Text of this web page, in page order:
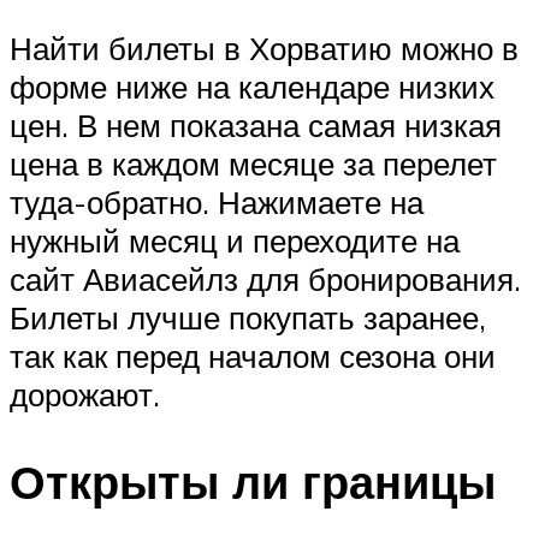
Найти билеты в Хорватию можно в
форме ниже на календаре низких
цен. В нем показана самая низкая
цена в каждом месяце за перелет
туда-обратно. Нажимаете на
нужный месяц и переходите на
сайт Авиасейлз для бронирования.
Билеты лучше покупать заранее,
так как перед началом сезона они
дорожают.
Откры­ты ли границы